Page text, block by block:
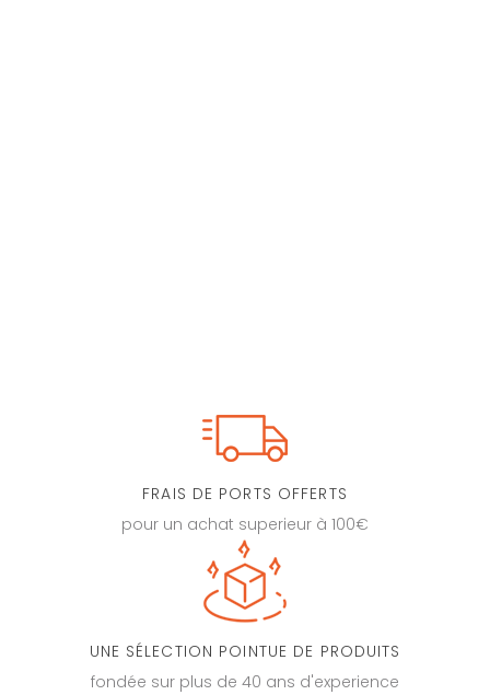
FRAIS DE PORTS OFFERTS
pour un achat superieur à 100€
UNE SÉLECTION POINTUE DE PRODUITS
fondée sur plus de 40 ans d'experience